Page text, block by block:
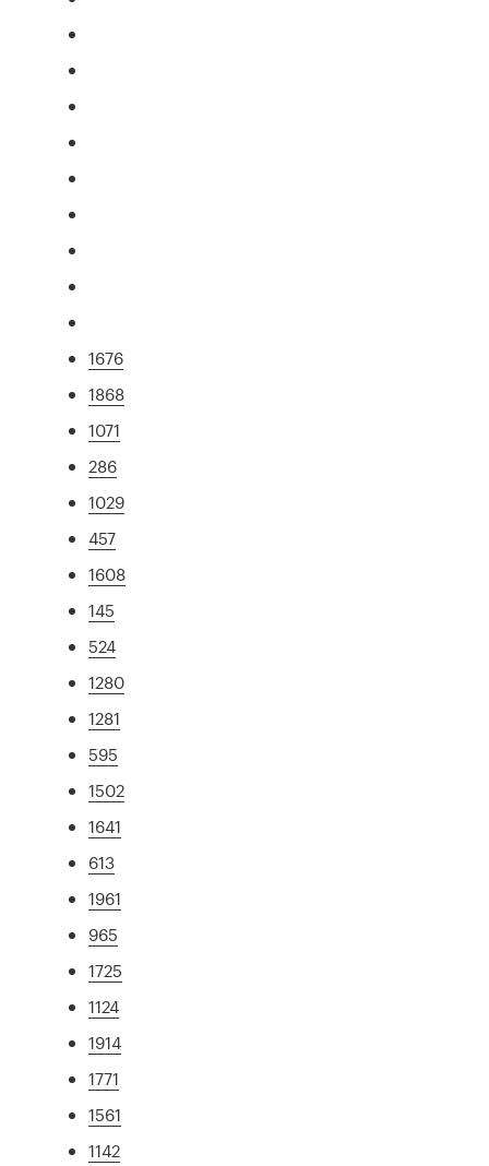
1676
1868
1071
286
1029
457
1608
145
524
1280
1281
595
1502
1641
613
1961
965
1725
1124
1914
1771
1561
1142